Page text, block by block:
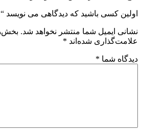
اولین کسی باشید که دیدگاهی می نویسد
نشانی ایمیل شما منتشر نخواهد شد.
علامت‌گذاری شده‌اند *
دیدگاه شما *